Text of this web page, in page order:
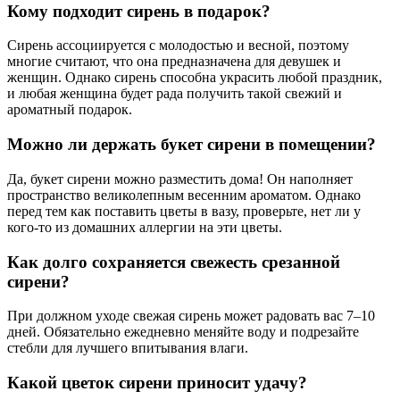
Кому подходит сирень в подарок?
Сирень ассоциируется с молодостью и весной, поэтому
многие считают, что она предназначена для девушек и
женщин. Однако сирень способна украсить любой праздник,
и любая женщина будет рада получить такой свежий и
ароматный подарок.
Можно ли держать букет сирени в помещении?
Да, букет сирени можно разместить дома! Он наполняет
пространство великолепным весенним ароматом. Однако
перед тем как поставить цветы в вазу, проверьте, нет ли у
кого-то из домашних аллергии на эти цветы.
Как долго сохраняется свежесть срезанной
сирени?
При должном уходе свежая сирень может радовать вас 7–10
дней. Обязательно ежедневно меняйте воду и подрезайте
стебли для лучшего впитывания влаги.
Какой цветок сирени приносит удачу?